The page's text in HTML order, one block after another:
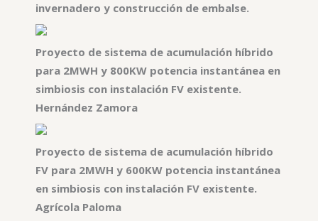
invernadero y construcción de embalse.
Proyecto de sistema de acumulación híbrido
para 2MWH y 800KW potencia instantánea en
simbiosis con instalación FV existente.
Hernández Zamora
Proyecto de sistema de acumulación híbrido
FV para 2MWH y 600KW potencia instantánea
en simbiosis con instalación FV existente.
Agrícola Paloma